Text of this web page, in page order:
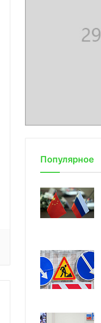
Популярное